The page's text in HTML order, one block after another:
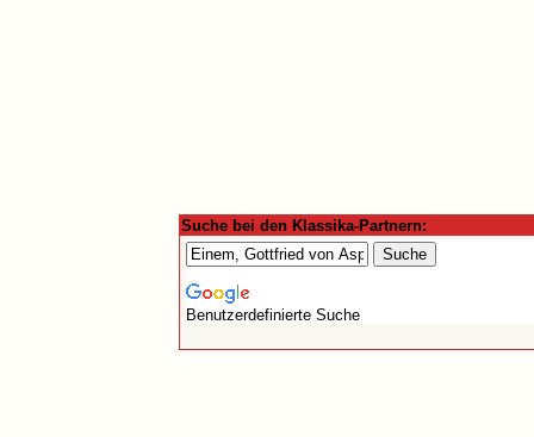
Suche bei den Klassika-Partnern:
Benutzerdefinierte Suche